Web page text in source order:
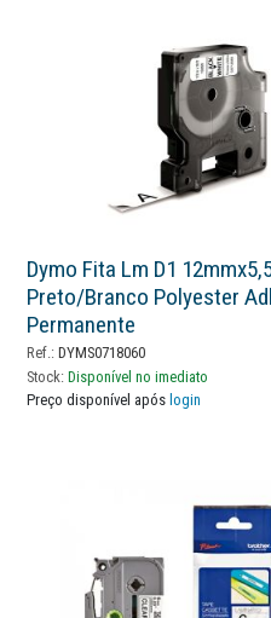
Dymo Fita Lm D1
Preto/branco Polyester
Permanente
Ref.:DYMS0718060
Stock: Disponível no imediato
Preço disponível após login